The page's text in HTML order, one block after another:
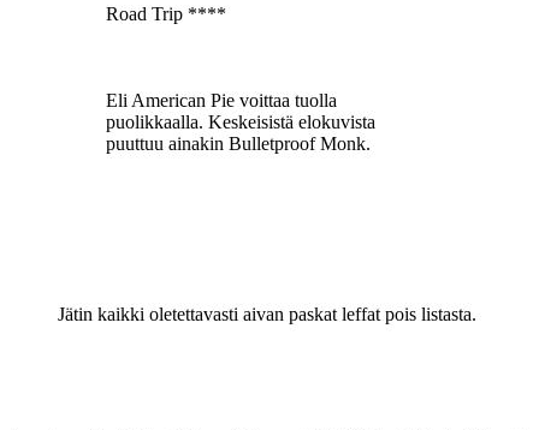
Road Trip ****
Eli American Pie voittaa tuolla
puolikkaalla. Keskeisistä elokuvista
puuttuu ainakin Bulletproof Monk.
Jätin kaikki oletettavasti aivan paskat leffat pois listasta.